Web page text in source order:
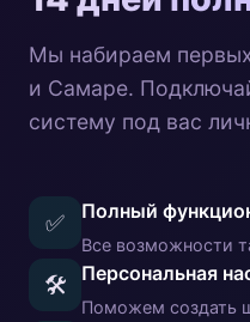
Мы набираем
и Самаре.
систему под вас
✅ Полный
Все возможности
🛠 Персональная
Поможем создать